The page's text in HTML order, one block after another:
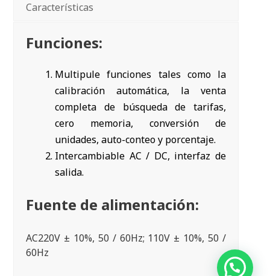
Características
Funciones:
Multipule funciones tales como la
calibración automática, la venta
completa de búsqueda de tarifas,
cero memoria, conversión de
unidades, auto-conteo y porcentaje.
Intercambiable AC / DC, interfaz de
salida.
Fuente de alimentación:
AC220V ± 10%, 50 / 60Hz; 110V ± 10%, 50 /
60Hz